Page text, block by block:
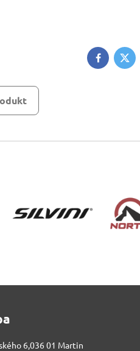
Facebook
6,036 01 Martin